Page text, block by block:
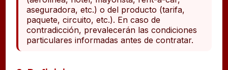
aseguradora, etc.) o del producto (tarifa,
paquete, circuito, etc.). En caso de
contradicción, prevalecerán las condiciones
particulares informadas antes de contratar.